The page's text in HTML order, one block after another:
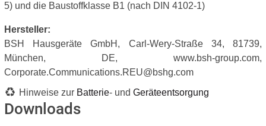
5) und die Baustoffklasse B1 (nach DIN 4102-1)
Hersteller:
BSH Hausgeräte GmbH, Carl-Wery-Straße 34, 81739,
München, DE, www.bsh-group.com,
Corporate.Communications.REU@bshg.com
Hinweise zur Batterie- und Geräteentsorgung
Downloads